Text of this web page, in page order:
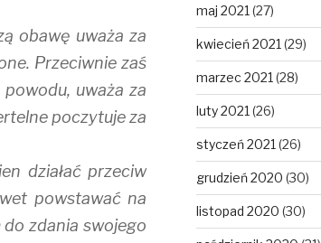
obawę uważa za
Przeciwnie zaś
uważa za
poczytuje za
działać przeciw
powstawać na
do zdania swojego
maj 2021 (27)
kwiecień 2021 (29)
marzec 2021 (28)
luty 2021 (26)
styczeń 2021 (26)
grudzień 2020 (30)
listopad 2020 (30)